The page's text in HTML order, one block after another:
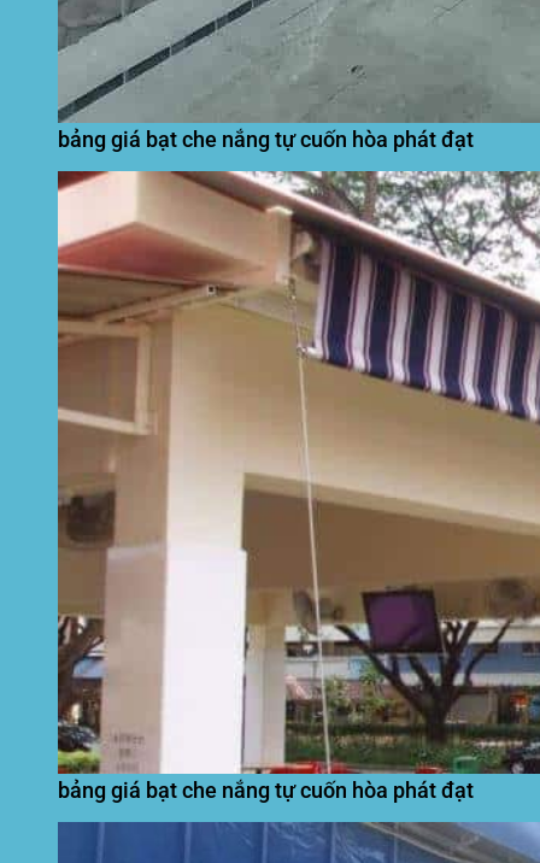
bảng giá bạt che nắng tự cuốn hòa phát đạt
bảng giá bạt che nắng tự cuốn hòa phát đạt